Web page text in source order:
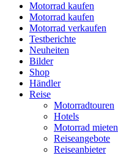
Motorrad kaufen
Motorrad kaufen
Motorrad verkaufen
Testberichte
Neuheiten
Bilder
Shop
Händler
Reise
Motorradtouren
Hotels
Motorrad mieten
Reiseangebote
Reiseanbieter